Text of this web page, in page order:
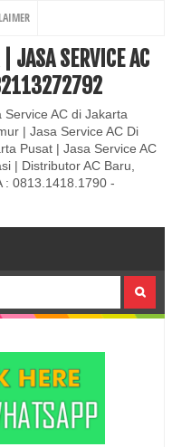
JASA SERVICE AC
AC di Jakarta
| Jasa Service AC Di
Pusat | Jasa Service AC
| Distributor AC Baru,
: 0813.1418.1790 -